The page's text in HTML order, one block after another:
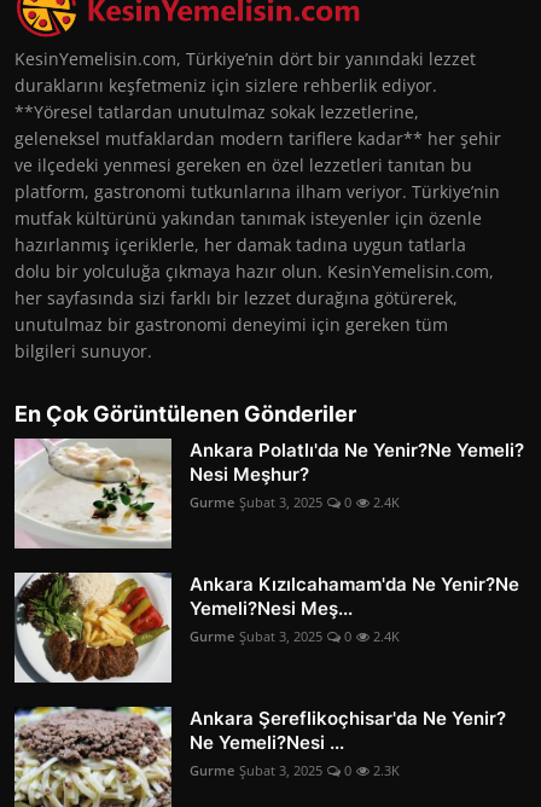
KesinYemelisin.com, Türkiye’nin dört bir yanındaki lezzet
duraklarını keşfetmeniz için sizlere rehberlik ediyor.
**Yöresel tatlardan unutulmaz sokak lezzetlerine,
geleneksel mutfaklardan modern tariflere kadar** her şehir
ve ilçedeki yenmesi gereken en özel lezzetleri tanıtan bu
platform, gastronomi tutkunlarına ilham veriyor. Türkiye’nin
mutfak kültürünü yakından tanımak isteyenler için özenle
hazırlanmış içeriklerle, her damak tadına uygun tatlarla
dolu bir yolculuğa çıkmaya hazır olun. KesinYemelisin.com,
her sayfasında sizi farklı bir lezzet durağına götürerek,
unutulmaz bir gastronomi deneyimi için gereken tüm
bilgileri sunuyor.
En Çok Görüntülenen Gönderiler
Ankara Polatlı'da Ne Yenir?Ne Yemeli?
Nesi Meşhur?
Gurme Şubat 3, 2025 0 2.4K
Ankara Kızılcahamam'da Ne Yenir?Ne
Yemeli?Nesi Meş...
Gurme Şubat 3, 2025 0 2.4K
Ankara Şereflikoçhisar'da Ne Yenir?
Ne Yemeli?Nesi ...
Gurme Şubat 3, 2025 0 2.3K